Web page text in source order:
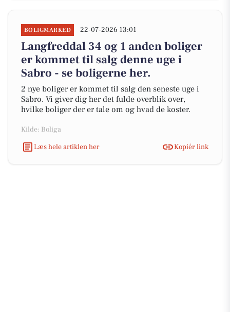
BOLIGMARKED 22-07-2026 13:01
Langfreddal 34 og 1 anden boliger
er kommet til salg denne uge i
Sabro - se boligerne her.
2 nye boliger er kommet til salg den seneste uge i
Sabro. Vi giver dig her det fulde overblik over,
hvilke boliger der er tale om og hvad de koster.
Kilde: Boliga
Læs hele artiklen her
Kopiér link